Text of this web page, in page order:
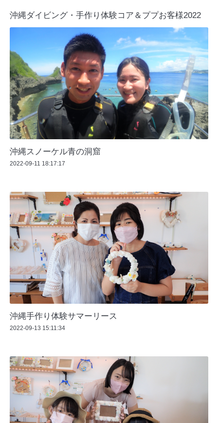
沖縄ダイビング・手作り体験コア＆ププお客様2022
沖縄スノーケル青の洞窟
2022-09-11 18:17:17
沖縄手作り体験サマーリース
2022-09-13 15:11:34